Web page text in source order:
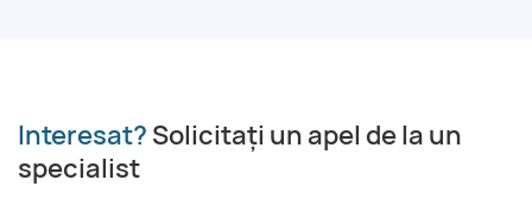
Interesat? Solicitați un apel de la un
specialist